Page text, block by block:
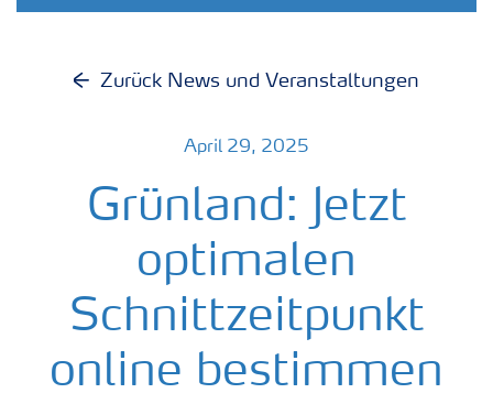
Zurück News und Veranstaltungen
April 29, 2025
Grünland: Jetzt
optimalen
Schnittzeitpunkt
online bestimmen